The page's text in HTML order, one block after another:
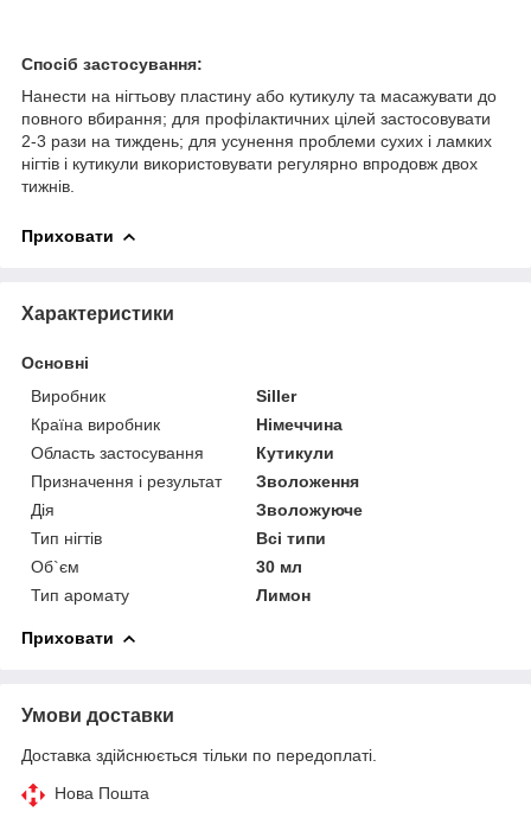
Спосіб застосування:
Нанести на нігтьову пластину або кутикулу та масажувати до
повного вбирання; для профілактичних цілей застосовувати
2-3 рази на тиждень; для усунення проблеми сухих і ламких
нігтів і кутикули використовувати регулярно впродовж двох
тижнів.
Приховати
Характеристики
Основні
Виробник
Siller
Країна виробник
Німеччина
Область застосування
Кутикули
Призначення і результат
Зволоження
Дія
Зволожуюче
Тип нігтів
Всі типи
Об`єм
30 мл
Тип аромату
Лимон
Приховати
Умови доставки
Доставка здійснюється тільки по передоплаті.
Нова Пошта